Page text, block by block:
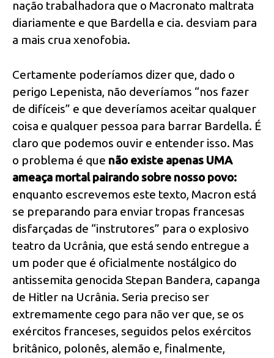
nação trabalhadora que o Macronato maltrata
diariamente e que Bardella e cia. desviam para
a mais crua xenofobia.
Certamente poderíamos dizer que, dado o
perigo Lepenista, não deveríamos “nos fazer
de difíceis” e que deveríamos aceitar qualquer
coisa e qualquer pessoa para barrar Bardella. É
claro que podemos ouvir e entender isso. Mas
o problema é que não existe apenas UMA
ameaça mortal pairando sobre nosso povo:
enquanto escrevemos este texto, Macron está
se preparando para enviar tropas francesas
disfarçadas de “instrutores” para o explosivo
teatro da Ucrânia, que está sendo entregue a
um poder que é oficialmente nostálgico do
antissemita genocida Stepan Bandera, capanga
de Hitler na Ucrânia. Seria preciso ser
extremamente cego para não ver que, se os
exércitos franceses, seguidos pelos exércitos
britânico, polonês, alemão e, finalmente,